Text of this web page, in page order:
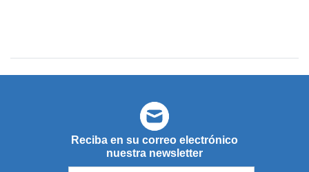
Reciba en su correo electrónico
nuestra newsletter